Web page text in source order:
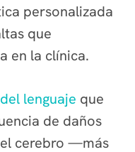
personalizada
que
en la clínica.
lenguaje que
de daños
cerebro —más